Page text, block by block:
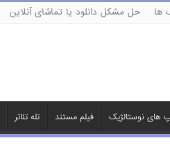
ها حل مشکل دانلود یا تماشای آنلاین
های نوستالژیک فیلم مستند تله تئاتر